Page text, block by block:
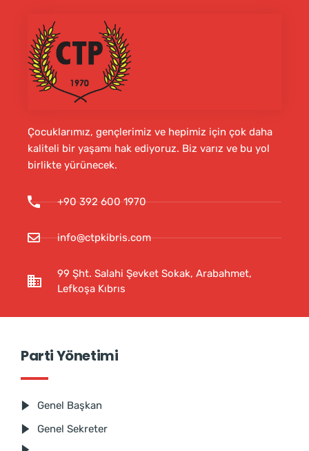
Çocuklarımız, gençlerimiz ve hepimiz için çok daha
kaliteli bir yaşamı hak ediyoruz. Biz varız ve bu yol
birlikte yürünecek.
+90 392 600 1970
info@ctpkibris.com
99 Şht. Salahi Şevket Sokak, Arabahmet,
Lefkoşa Kıbrıs
Parti Yönetimi
Genel Başkan
Genel Sekreter